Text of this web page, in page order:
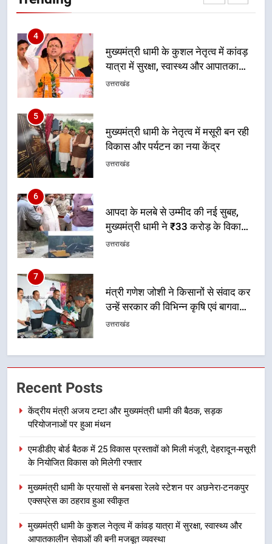
5
मुख्यमंत्री धामी के नेतृत्व में मसूरी बन रही
विकास और पर्यटन का नया केंद्र
उत्तराखंड
6
आपदा के मलबे से उम्मीद की नई सुबह,
मुख्यमंत्री धामी ने ₹33 करोड़ के विकास
और राहत कार्यों से धराली को फिर खड़ा
उत्तराखंड
7
मंत्री गणेश जोशी ने किसानों से संवाद कर
उन्हें सरकार की विभिन्न कृषि एवं बागवानी
योजनाओं का अधिक से अधिक लाभ उठाने
उत्तराखंड
8
खेल मंत्री रेखा आर्या ने देवभूमि से बुलंद
किया 2036 ओलंपिक मेजबानी का संकल्प
उत्तराखंड
1
उत्तराखंड
एमडीडीए बोर्ड बैठक में 25 विकास प्रस्तावों
को मिली मंजूरी, देहरादून-मसूरी के
नियोजित विकास को मिलेगी रफ्तार
उत्तराखंड
मुख्यमंत्री धामी के प्रयासों से बनबसा रेलवे
Recent Posts
केंद्रीय मंत्री अजय टम्टा और मुख्यमंत्री धामी की बैठक, सड़क
परियोजनाओं पर हुआ मंथन
एमडीडीए बोर्ड बैठक में 25 विकास प्रस्तावों को मिली मंजूरी, देहरादून-मसूरी
के नियोजित विकास को मिलेगी रफ्तार
मुख्यमंत्री धामी के प्रयासों से बनबसा रेलवे स्टेशन पर अछनेरा-टनकपुर
एक्सप्रेस का ठहराव हुआ स्वीकृत
मुख्यमंत्री धामी के कुशल नेतृत्व में कांवड़ यात्रा में सुरक्षा, स्वास्थ्य और
आपातकालीन सेवाओं की बनी मजबूत व्यवस्था